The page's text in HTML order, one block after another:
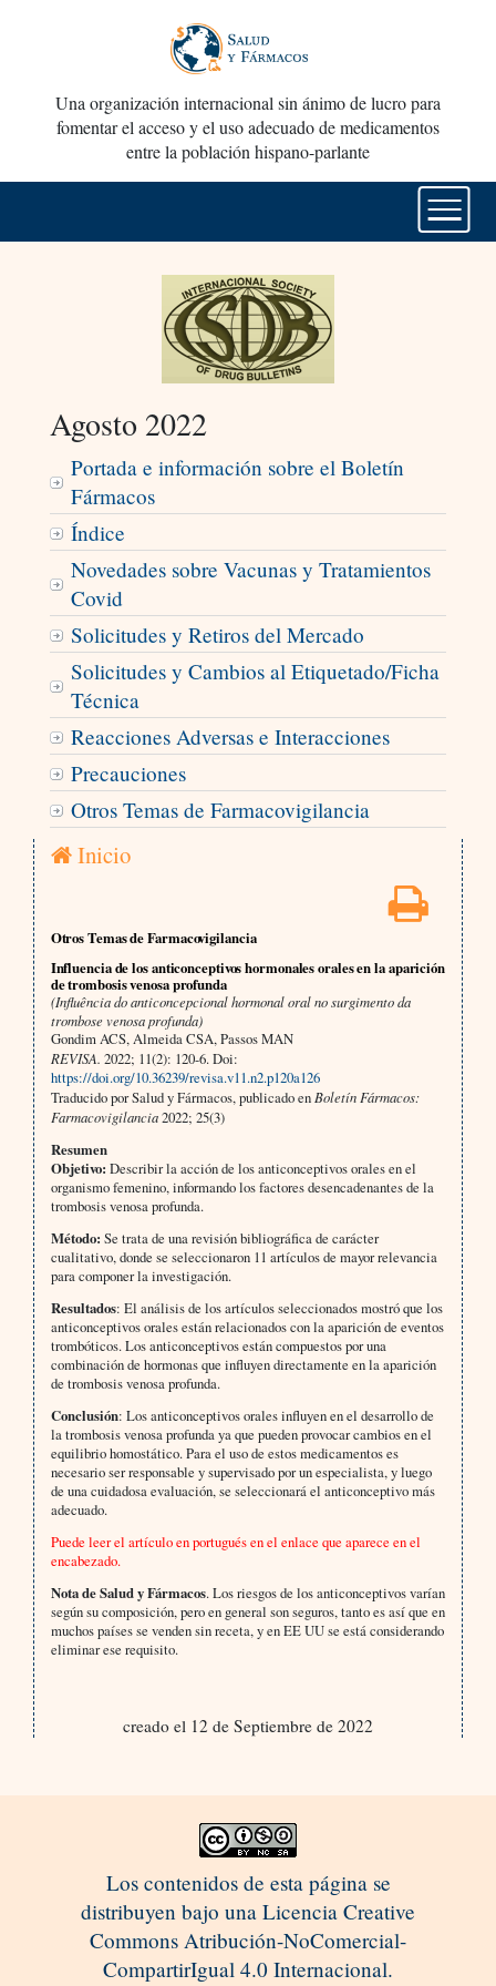
Una organización internacional sin ánimo de lucro para
fomentar el acceso y el uso adecuado de medicamentos
entre la población hispano-parlante
Agosto 2022
Portada e información sobre el Boletín
Fármacos
Índice
Novedades sobre Vacunas y Tratamientos
Covid
Solicitudes y Retiros del Mercado
Solicitudes y Cambios al Etiquetado/Ficha
Técnica
Reacciones Adversas e Interacciones
Precauciones
Otros Temas de Farmacovigilancia
Inicio
Otros Temas de Farmacovigilancia
Influencia de los anticonceptivos hormonales orales en la aparición
de trombosis venosa profunda
(Influência do anticoncepcional hormonal oral no surgimento da
trombose venosa profunda)
Gondim ACS, Almeida CSA, Passos MAN
REVISA. 2022; 11(2): 120-6. Doi:
https://doi.org/10.36239/revisa.v11.n2.p120a126
Traducido por Salud y Fármacos, publicado en Boletín Fármacos:
Farmacovigilancia2022; 25(3)
Resumen
Objetivo: Describir la acción de los anticonceptivos orales en el
organismo femenino, informando los factores desencadenantes de la
trombosis venosa profunda.
Método: Se trata de una revisión bibliográfica de carácter
cualitativo, donde se seleccionaron 11 artículos de mayor relevancia
para componer la investigación.
Resultados: El análisis de los artículos seleccionados mostró que los
anticonceptivos orales están relacionados con la aparición de eventos
trombóticos. Los anticonceptivos están compuestos por una
combinación de hormonas que influyen directamente en la aparición
de trombosis venosa profunda.
Conclusión: Los anticonceptivos orales influyen en el desarrollo de
la trombosis venosa profunda ya que pueden provocar cambios en el
equilibrio homostático. Para el uso de estos medicamentos es
necesario ser responsable y supervisado por un especialista, y luego
de una cuidadosa evaluación, se seleccionará el anticonceptivo más
adecuado.
Puede leer el artículo en portugués en el enlace que aparece en el
encabezado.
Nota de Salud y Fármacos. Los riesgos de los anticonceptivos varían
según su composición, pero en general son seguros, tanto es así que en
muchos países se venden sin receta, y en EE UU se está considerando
eliminar ese requisito.
creado el 12 de Septiembre de 2022
Los contenidos de esta página se
distribuyen bajo una Licencia Creative
Commons Atribución-NoComercial-
CompartirIgual 4.0 Internacional.